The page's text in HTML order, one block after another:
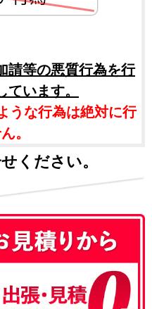
請等の悪質行為を行
ています。
うな行為は絶対に行
。
ください。